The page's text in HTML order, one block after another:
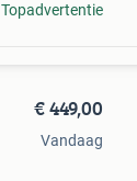
Topadvertentie
€ 449,00
Vandaag